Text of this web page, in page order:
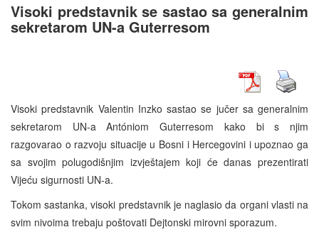
Visoki predstavnik se sastao sa generalnim
sekretarom UN-a Guterresom
Visoki predstavnik Valentin Inzko sastao se jučer sa generalnim
sekretarom UN-a Antóniom Guterresom kako bi s njim
razgovarao o razvoju situacije u Bosni i Hercegovini i upoznao ga
sa svojim polugodišnjim izvještajem koji će danas prezentirati
Vijeću sigurnosti UN-a.
Tokom sastanka, visoki predstavnik je naglasio da organi vlasti na
svim nivoima trebaju poštovati Dejtonski mirovni sporazum.